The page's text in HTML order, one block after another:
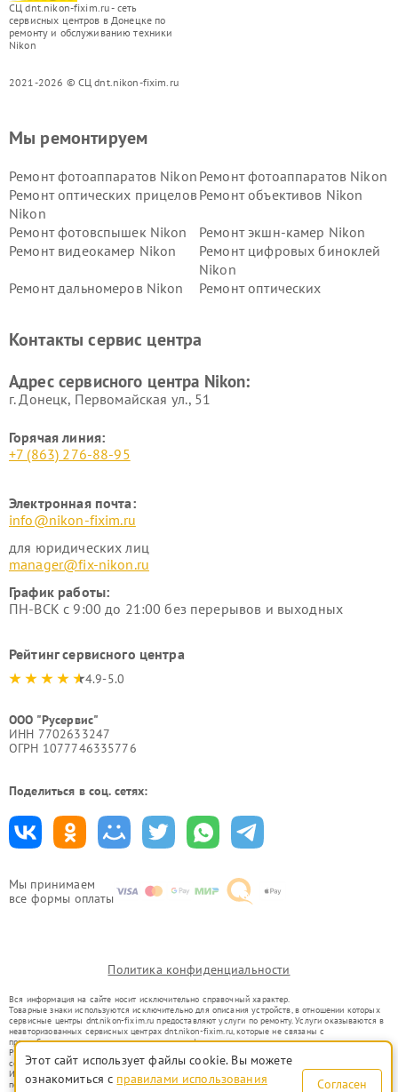
СЦ dnt.nikon-fixim.ru - сеть
сервисных центров в Донецке по
ремонту и обслуживанию техники
Nikon
2021-2026 © СЦ dnt.nikon-fixim.ru
Мы принимаем
все формы оплаты
Мы ремонтируем
Ремонт фотоаппаратов Nikon Ремонт фотоаппаратов Nikon
Ремонт оптических прицелов
Nikon
Ремонт объективов Nikon
Ремонт фотовспышек Nikon
Ремонт экшн-камер Nikon
Ремонт видеокамер Nikon
Ремонт цифровых биноклей
Nikon
Ремонт дальномеров Nikon
Ремонт оптических
Контакты сервис центра
Адрес сервисного центра Nikon:
г. Донецк, Первомайская ул., 51
Горячая линия:
+7 (863) 276-88-95
Электронная почта:
info@nikon-fixim.ru
для юридических лиц
manager@fix-nikon.ru
График работы:
ПН-ВСК с 9:00 до 21:00 без перерывов и выходных
Рейтинг сервисного центра
4.9-5.0
ООО "Русервис"
ИНН 7702633247
ОГРН 1077746335776
Поделиться в соц. сетях:
Политика конфиденциальности
Вся информация на сайте носит исключительно справочный характер.
Товарные знаки используются исключительно для описания устройств, в отношении которых
сервисные центры dnt.nikon-fixim.ru предоставляют услуги по ремонту. Услуги оказываются в
неавторизованных сервисных центрах dnt.nikon-fixim.ru, которые не связаны с
правообладателями товарных знаков или их официальными представителями.
Ремонт осуществляется для устройств, уже введенных в гражданский оборот в соответствии
со статьей 1487 ГК РФ.
Использование товарных знаков не преследует цели индивидуализации услуг или введения
потребителей в заблуждение, а служит для информирования о предоставляемых услугах по
Этот сайт использует файлы cookie. Вы можете
ознакомиться с правилами использования
Согласен